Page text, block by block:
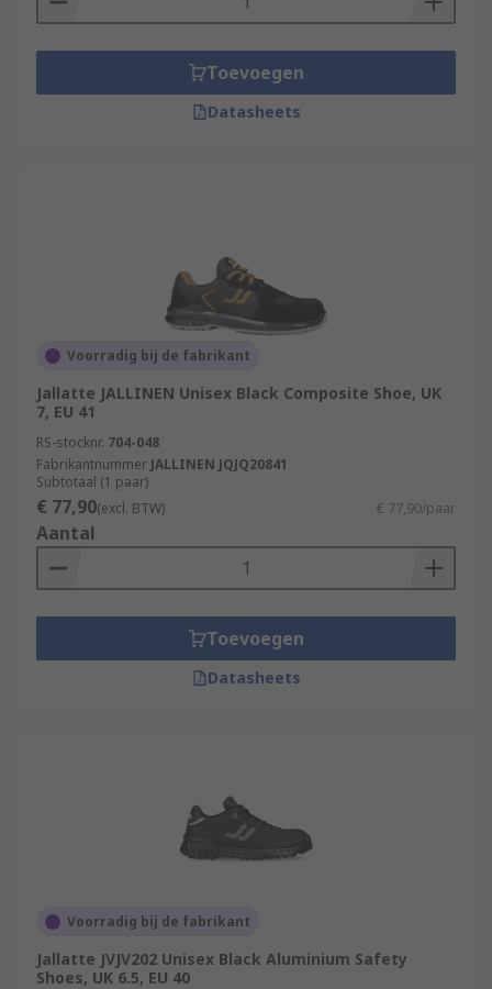
Toevoegen
Datasheets
Voorradig bij de fabrikant
Jallatte JALLINEN Unisex Black Composite Shoe, UK
7, EU 41
RS-stocknr. 704-048
Fabrikantnummer JALLINEN JQJQ20841
Subtotaal (1 paar)
€ 77,90(excl. BTW) € 77,90/paar
Aantal
Toevoegen
Datasheets
Voorradig bij de fabrikant
Jallatte JVJV202 Unisex Black Aluminium Safety
Shoes, UK 6.5, EU 40